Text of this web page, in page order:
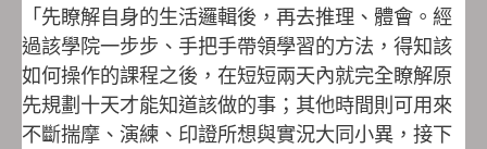
「先瞭解自身的生活邏輯後，再去推理、體會。經
過該學院一步步、手把手帶領學習的方法，得知該
如何操作的課程之後，在短短兩天內就完全瞭解原
先規劃十天才能知道該做的事；其他時間則可用來
不斷揣摩、演練、印證所想與實況大同小異，接下